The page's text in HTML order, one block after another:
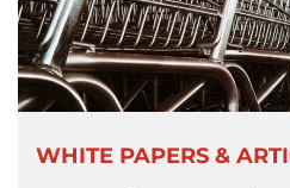
WHITE PAPERS &